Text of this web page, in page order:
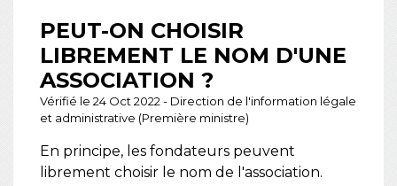
PEUT-ON CHOISIR
LIBREMENT LE NOM D'UNE
ASSOCIATION ?
Vérifié le 24 Oct 2022 - Direction de l'information légale
et administrative (Première ministre)
En principe, les fondateurs peuvent
librement choisir le nom de l'association.